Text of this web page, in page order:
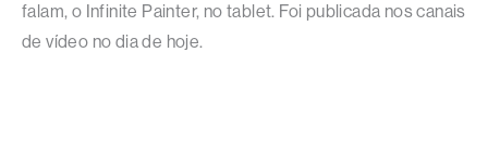
falam, o Infinite Painter, no tablet. Foi publicada nos canais
de vídeo no dia de hoje.